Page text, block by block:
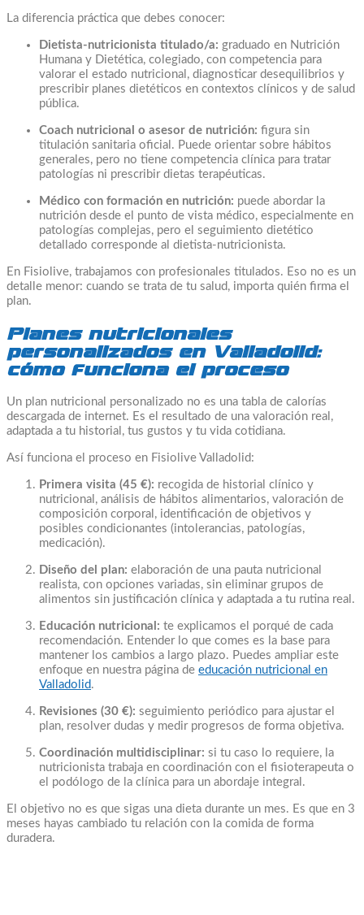
La diferencia práctica que debes conocer:
Dietista-nutricionista titulado/a: graduado en Nutrición
Humana y Dietética, colegiado, con competencia para
valorar el estado nutricional, diagnosticar desequilibrios y
prescribir planes dietéticos en contextos clínicos y de salud
pública.
Coach nutricional o asesor de nutrición: figura sin
titulación sanitaria oficial. Puede orientar sobre hábitos
generales, pero no tiene competencia clínica para tratar
patologías ni prescribir dietas terapéuticas.
Médico con formación en nutrición: puede abordar la
nutrición desde el punto de vista médico, especialmente en
patologías complejas, pero el seguimiento dietético
detallado corresponde al dietista-nutricionista.
En Fisiolive, trabajamos con profesionales titulados. Eso no es un
detalle menor: cuando se trata de tu salud, importa quién firma el
plan.
Planes nutricionales
personalizados en Valladolid:
cómo funciona el proceso
Un plan nutricional personalizado no es una tabla de calorías
descargada de internet. Es el resultado de una valoración real,
adaptada a tu historial, tus gustos y tu vida cotidiana.
Así funciona el proceso en Fisiolive Valladolid:
Primera visita (45 €): recogida de historial clínico y
nutricional, análisis de hábitos alimentarios, valoración de
composición corporal, identificación de objetivos y
posibles condicionantes (intolerancias, patologías,
medicación).
Diseño del plan: elaboración de una pauta nutricional
realista, con opciones variadas, sin eliminar grupos de
alimentos sin justificación clínica y adaptada a tu rutina real.
Educación nutricional: te explicamos el porqué de cada
recomendación. Entender lo que comes es la base para
mantener los cambios a largo plazo. Puedes ampliar este
enfoque en nuestra página de educación nutricional en
Valladolid.
Revisiones (30 €): seguimiento periódico para ajustar el
plan, resolver dudas y medir progresos de forma objetiva.
Coordinación multidisciplinar: si tu caso lo requiere, la
nutricionista trabaja en coordinación con el fisioterapeuta o
el podólogo de la clínica para un abordaje integral.
El objetivo no es que sigas una dieta durante un mes. Es que en 3
meses hayas cambiado tu relación con la comida de forma
duradera.